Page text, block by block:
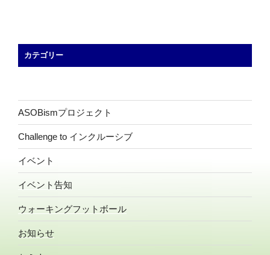
カテゴリー
ASOBismプロジェクト
Challenge to インクルーシブ
イベント
イベント告知
ウォーキングフットボール
お知らせ